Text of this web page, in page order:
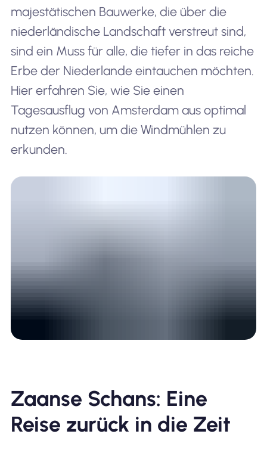
majestätischen Bauwerke, die über die
niederländische Landschaft verstreut sind,
sind ein Muss für alle, die tiefer in das reiche
Erbe der Niederlande eintauchen möchten.
Hier erfahren Sie, wie Sie einen
Tagesausflug von Amsterdam aus optimal
nutzen können, um die Windmühlen zu
erkunden.
Zaanse Schans: Eine
Reise zurück in die Zeit